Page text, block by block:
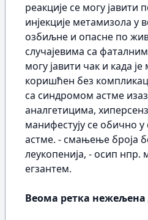
реакције се могу јавити
инјекције метамизола у
озбиљне и опасне по
случајевима са
могу јавити чак и када
коришћен без
са синдромом астме
аналгетицима,
манифестују се обично
астме. - смањење броја
леукопенија, - осип нпр.
егзантем.
Веома ретка нежељена